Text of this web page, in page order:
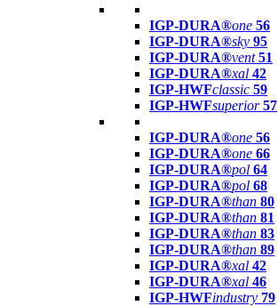
IGP-DURA®one 56
IGP-DURA®sky 95
IGP-DURA®vent 51
IGP-DURA®xal 42
IGP-HWFclassic 59
IGP-HWFsuperior 57
IGP-DURA®one 56
IGP-DURA®one 66
IGP-DURA®pol 64
IGP-DURA®pol 68
IGP-DURA®than 80
IGP-DURA®than 81
IGP-DURA®than 83
IGP-DURA®than 89
IGP-DURA®xal 42
IGP-DURA®xal 46
IGP-HWFindustry 79